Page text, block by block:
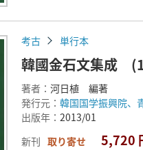
考古 単行本
韓國金石文集成
著者： 河日植 編著
発行元： 韓国国学振興院、
出版年： 2013/01
新刊 取り寄せ 5,720